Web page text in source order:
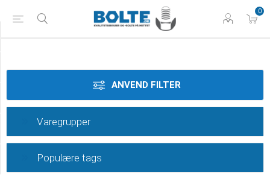
0
ANVEND FILTER
Type
Category
Varegrupper
Populære tags